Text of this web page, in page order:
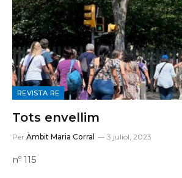
REVISTA RE
Tots envellim
Per Àmbit Maria Corral 3 juliol, 2023
nº 115